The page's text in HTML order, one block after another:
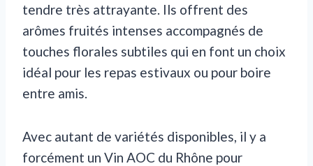
tendre très attrayante. Ils offrent des
arômes fruités intenses accompagnés de
touches florales subtiles qui en font un choix
idéal pour les repas estivaux ou pour boire
entre amis.
Avec autant de variétés disponibles, il y a
forcément un Vin AOC du Rhône pour